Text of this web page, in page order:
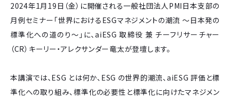
2024年1月19日（金）に開催される一般社団法人PMI日本支部の
月例セミナー「世界におけるESGマネジメントの潮流 ～日本発の
標準化への道のり～」に、aiESG 取締役 兼 チーフリサーチャー
（CR）キーリー・アレクサンダー竜太が登壇します。
本講演では、ESG とは何か、ESG の世界的潮流、aiESG 評価と標
準化への取り組み、標準化の必要性と標準化に向けたマネジメン